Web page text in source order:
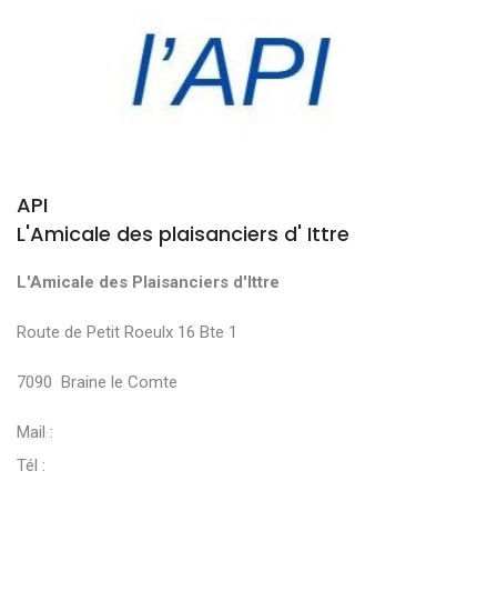
API
L'Amicale des plaisanciers d' Ittre
L'Amicale des Plaisanciers d'Ittre
Route de Petit Roeulx 16 Bte 1
7090 Braine le Comte
Mail :
Tél :